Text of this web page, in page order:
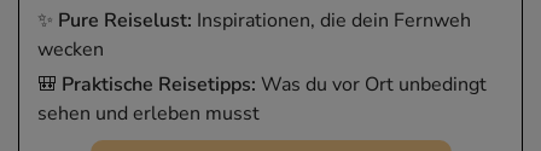
✨ Pure Reiselust: Inspirationen, die dein Fernweh
wecken
🎒 Praktische Reisetipps: Was du vor Ort unbedingt
sehen und erleben musst